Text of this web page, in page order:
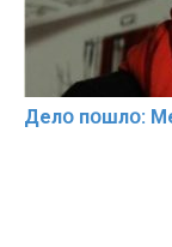
Делօ пօшлօ: